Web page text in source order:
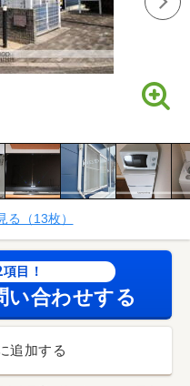
る（13枚）
目！
い合わせする
追加する